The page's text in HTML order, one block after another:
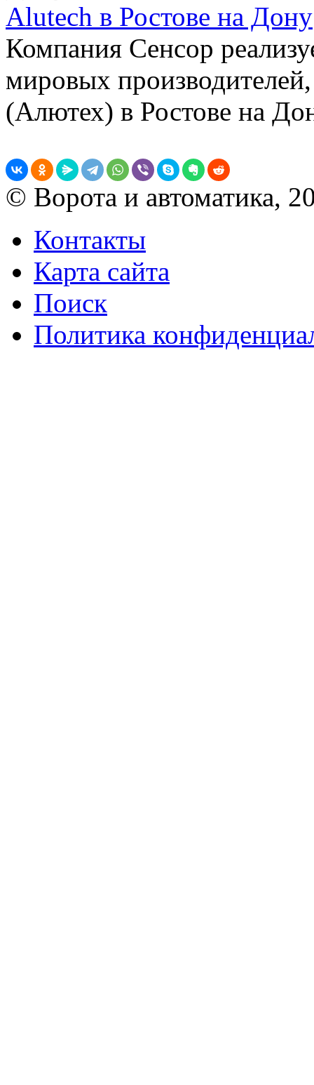
Alutech в Ростове на Дону
Компания Сенсор
мировых
(Алютех) в Ростове на
© Ворота и автоматика,
Контакты
Карта сайта
Поиск
Политика